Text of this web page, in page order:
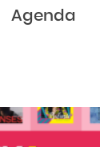
Agenda